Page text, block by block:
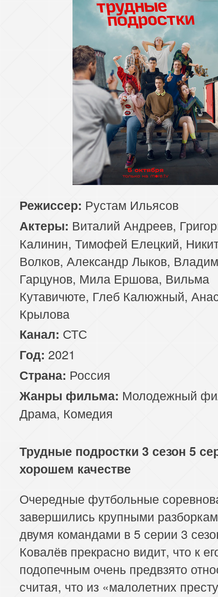
Режиссер: Рустам Ильясов
Актеры: Виталий Андреев,
Калинин, Тимофей Елецкий,
Волков, Александр Лыков,
Гарцунов, Мила Ершова, Вильма
Кутавичюте, Глеб Калюжный,
Крылова
Канал: СТС
Год: 2021
Страна: Россия
Жанры фильма: Молодежный
Драма, Комедия
Трудные подростки 3 сезон 5
хорошем качестве
Очередные футбольные
завершились крупными
двумя командами в 5 серии 3
Ковалёв прекрасно видит, что к
подопечным очень предвзято
считая, что из «малолетних